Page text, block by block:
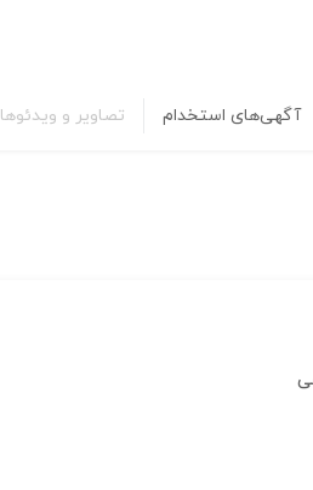
آگهی‌های استخدام تصاویر و ویدئوها